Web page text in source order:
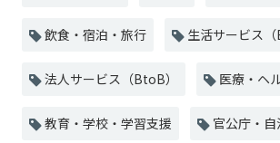
飲食・宿泊・旅行 生活サービス（
法人サービス（BtoB） 医療・ヘ
教育・学校・学習支援 官公庁・自